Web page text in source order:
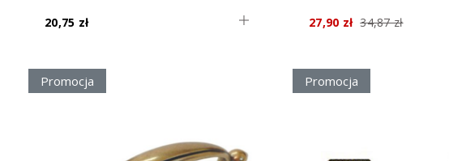
20,75 zł 27,90 zł 34,87 zł
Promocja Promocja